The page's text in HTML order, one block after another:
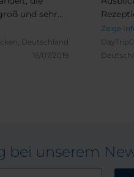
sehr
rein gar
Deutschland
16/07/2019
usw.
mir
Stadt
so.
Zeige
bei unserem